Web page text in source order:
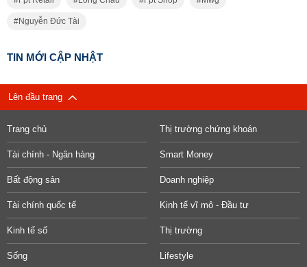
Nguyễn Đức Tài
TIN MỚI CẬP NHẬT
Lên đầu trang
Trang chủ Thị trường chứng khoán
Tài chính - Ngân hàng Smart Money
Bất động sản Doanh nghiệp
Tài chính quốc tế Kinh tế vĩ mô - Đầu tư
Kinh tế số Thị trường
Sống Lifestyle